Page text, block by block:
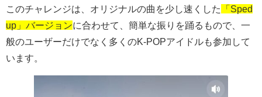
このチャレンジは、オリジナルの曲を少し速くした
「Sped
up」バージョンに合わせて、簡単な振りを踊るもので、一
般のユーザーだけでなく多くのK-POPアイドルも参加して
います。